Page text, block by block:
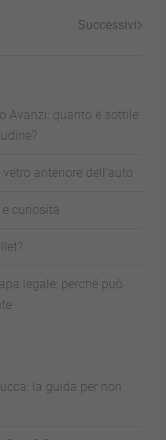
Successivi
Avanzi: quanto è sottile
anteriore dell’auto
curiosità
legale: perché può
la guida per non